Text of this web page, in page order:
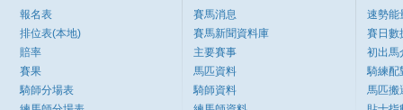
報名表
排位表(本地)
賠率
賽果
騎師分場表
賽馬消息
賽馬新聞資料庫
主要賽事
馬匹資料
騎師資料
速勢能
賽日數
初出馬
騎練配
馬匹搬